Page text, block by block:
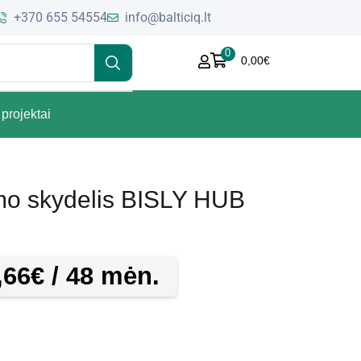
+370 655 54554 info@balticiq.lt
0
0,00€
projektai
skydelis BISLY HUB
€ / 48 mėn.